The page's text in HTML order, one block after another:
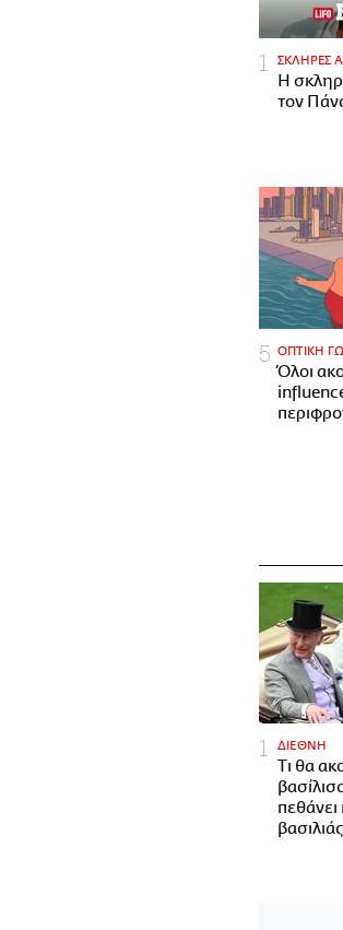
ΣΚΛΗΡΕΣ
H
τον
ΟΠΤΙΚΗ
Όλοι
ΔΙΕΘΝΗ
Τι θα